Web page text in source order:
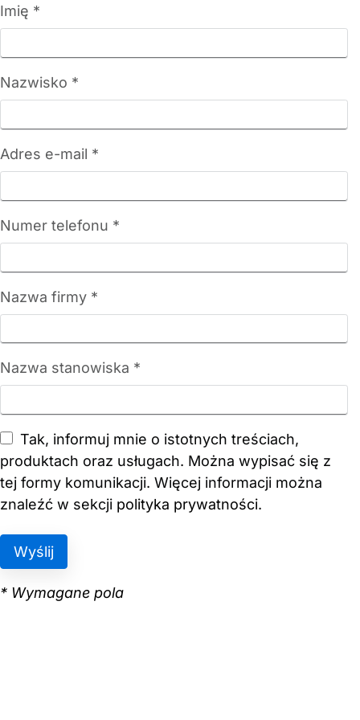
Imię *
Nazwisko *
Adres e-mail *
Numer telefonu *
Nazwa firmy *
Nazwa stanowiska *
Tak, informuj mnie o istotnych treściach,
produktach oraz usługach. Można wypisać się z
tej formy komunikacji. Więcej informacji można
znaleźć w sekcji polityka prywatności.
* Wymagane pola